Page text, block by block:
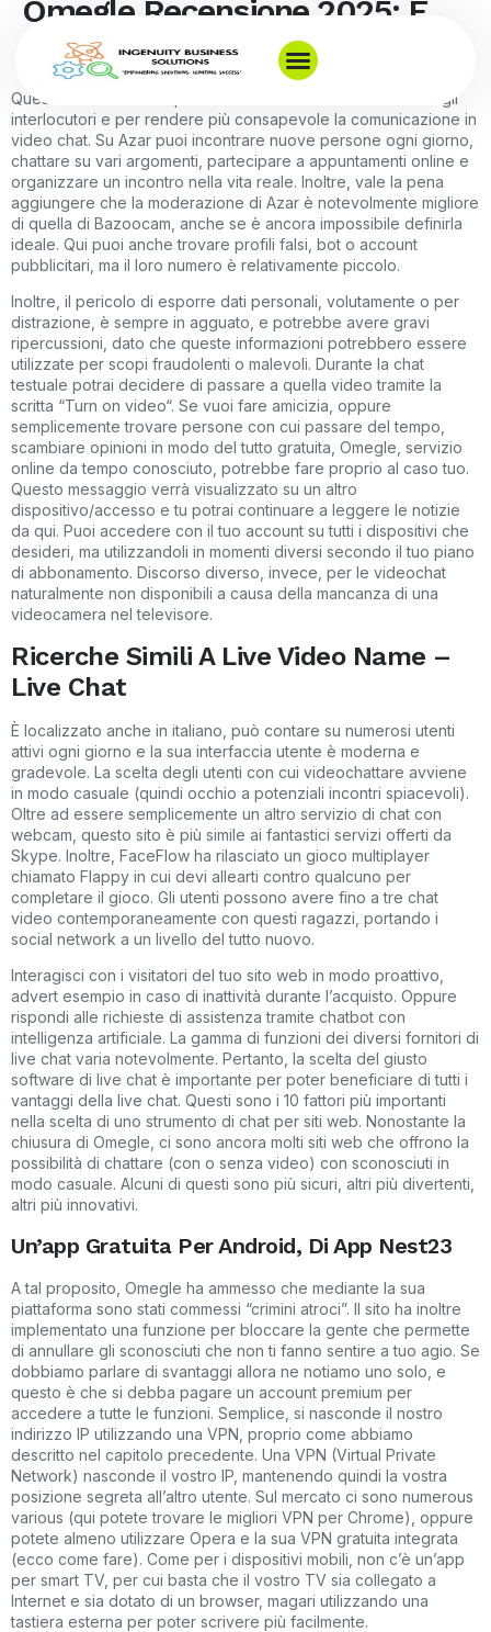
Omegle Recensione 2025: È
Un Sito Di Incontri Legittimo?
Questo sistema nasce per evitare “click on” senza meta tra gli
interlocutori e per rendere più consapevole la comunicazione in
video chat. Su Azar puoi incontrare nuove persone ogni giorno,
chattare su vari argomenti, partecipare a appuntamenti online e
organizzare un incontro nella vita reale. Inoltre, vale la pena
aggiungere che la moderazione di Azar è notevolmente migliore
di quella di Bazoocam, anche se è ancora impossibile definirla
ideale. Qui puoi anche trovare profili falsi, bot o account
pubblicitari, ma il loro numero è relativamente piccolo.
Inoltre, il pericolo di esporre dati personali, volutamente o per
distrazione, è sempre in agguato, e potrebbe avere gravi
ripercussioni, dato che queste informazioni potrebbero essere
utilizzate per scopi fraudolenti o malevoli. Durante la chat
testuale potrai decidere di passare a quella video tramite la
scritta “Turn on video“. Se vuoi fare amicizia, oppure
semplicemente trovare persone con cui passare del tempo,
scambiare opinioni in modo del tutto gratuita, Omegle, servizio
online da tempo conosciuto, potrebbe fare proprio al caso tuo.
Questo messaggio verrà visualizzato su un altro
dispositivo/accesso e tu potrai continuare a leggere le notizie
da qui. Puoi accedere con il tuo account su tutti i dispositivi che
desideri, ma utilizzandoli in momenti diversi secondo il tuo piano
di abbonamento. Discorso diverso, invece, per le videochat
naturalmente non disponibili a causa della mancanza di una
videocamera nel televisore.
Ricerche Simili A Live Video Name –
Live Chat
È localizzato anche in italiano, può contare su numerosi utenti
attivi ogni giorno e la sua interfaccia utente è moderna e
gradevole. La scelta degli utenti con cui videochattare avviene
in modo casuale (quindi occhio a potenziali incontri spiacevoli).
Oltre ad essere semplicemente un altro servizio di chat con
webcam, questo sito è più simile ai fantastici servizi offerti da
Skype. Inoltre, FaceFlow ha rilasciato un gioco multiplayer
chiamato Flappy in cui devi allearti contro qualcuno per
completare il gioco. Gli utenti possono avere fino a tre chat
video contemporaneamente con questi ragazzi, portando i
social network a un livello del tutto nuovo.
Interagisci con i visitatori del tuo sito web in modo proattivo,
advert esempio in caso di inattività durante l’acquisto. Oppure
rispondi alle richieste di assistenza tramite chatbot con
intelligenza artificiale. La gamma di funzioni dei diversi fornitori di
live chat varia notevolmente. Pertanto, la scelta del giusto
software di live chat è importante per poter beneficiare di tutti i
vantaggi della live chat. Questi sono i 10 fattori più importanti
nella scelta di uno strumento di chat per siti web. Nonostante la
chiusura di Omegle, ci sono ancora molti siti web che offrono la
possibilità di chattare (con o senza video) con sconosciuti in
modo casuale. Alcuni di questi sono più sicuri, altri più divertenti,
altri più innovativi.
Un’app Gratuita Per Android, Di App Nest23
A tal proposito, Omegle ha ammesso che mediante la sua
piattaforma sono stati commessi “crimini atroci”. Il sito ha inoltre
implementato una funzione per bloccare la gente che permette
di annullare gli sconosciuti che non ti fanno sentire a tuo agio. Se
dobbiamo parlare di svantaggi allora ne notiamo uno solo, e
questo è che si debba pagare un account premium per
accedere a tutte le funzioni. Semplice, si nasconde il nostro
indirizzo IP utilizzando una VPN, proprio come abbiamo
descritto nel capitolo precedente. Una VPN (Virtual Private
Network) nasconde il vostro IP, mantenendo quindi la vostra
posizione segreta all’altro utente. Sul mercato ci sono numerous
various (qui potete trovare le migliori VPN per Chrome), oppure
potete almeno utilizzare Opera e la sua VPN gratuita integrata
(ecco come fare). Come per i dispositivi mobili, non c’è un’app
per smart TV, per cui basta che il vostro TV sia collegato a
Internet e sia dotato di un browser, magari utilizzando una
tastiera esterna per poter scrivere più facilmente.